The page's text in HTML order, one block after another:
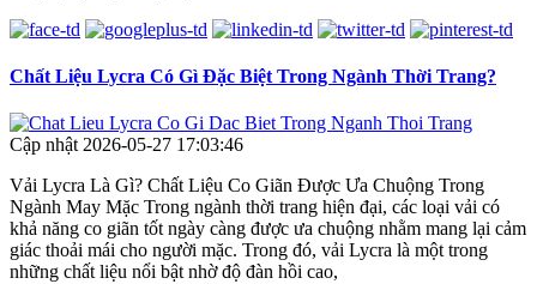
Chất Liệu Lycra Có Gì Đặc Biệt Trong Ngành Thời Trang?
Cập nhật 2026-05-27 17:03:46
Vải Lycra Là Gì? Chất Liệu Co Giãn Được Ưa Chuộng Trong
Ngành May Mặc Trong ngành thời trang hiện đại, các loại vải có
khả năng co giãn tốt ngày càng được ưa chuộng nhằm mang lại cảm
giác thoải mái cho người mặc. Trong đó, vải Lycra là một trong
những chất liệu nổi bật nhờ độ đàn hồi cao,